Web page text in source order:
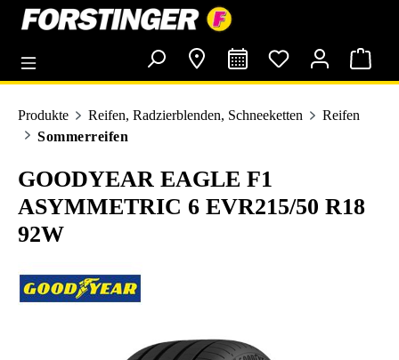
springen
Produkte Reifen, Radzierblenden, Schneeketten
Reifen
Sommerreifen
GOODYEAR EAGLE F1
ASYMMETRIC 6 EVR215/50 R18
92W
Bildergalerie überspringen